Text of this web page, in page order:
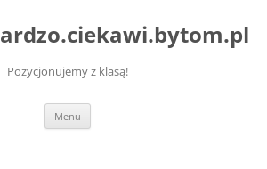
Pozycjonujemy z klasą!
Menu